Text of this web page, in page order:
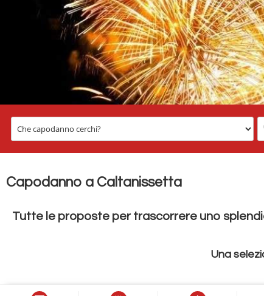
Capodanno a Caltanissetta
Tutte le proposte per trascorrere uno
Una